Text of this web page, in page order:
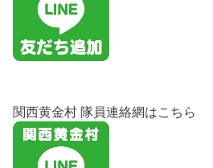
関西黄金村 隊員連絡網はこちら